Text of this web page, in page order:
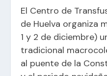
El Centro de
de Huelva organiza
1 y 2 de diciembre)
tradicional
al puente de la